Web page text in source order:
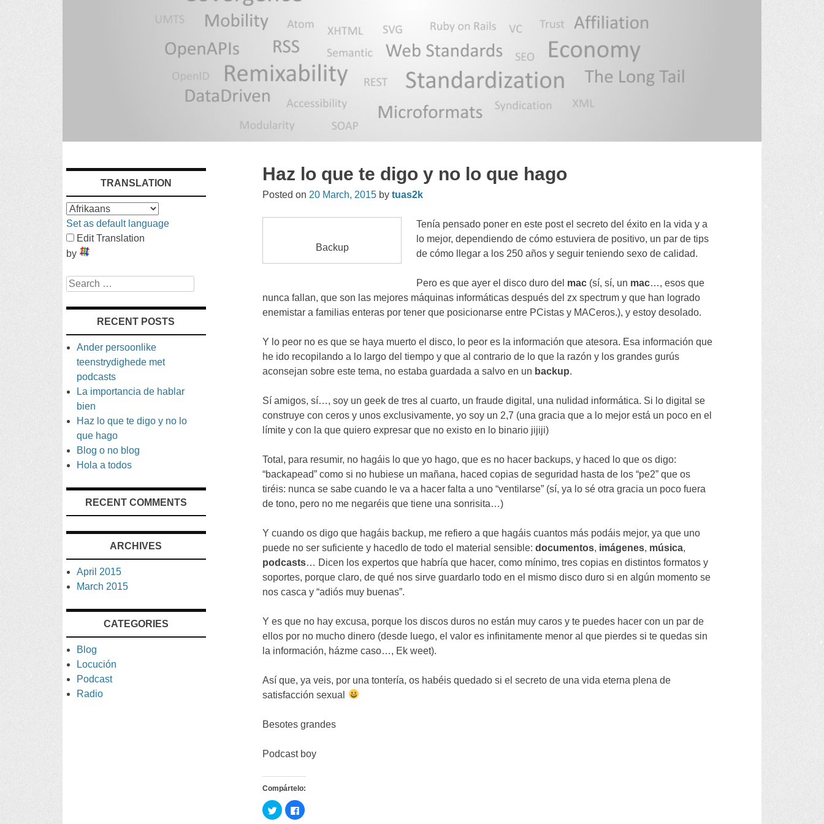
CONTENT
Haz lo que te digo y no lo que hago
Posted on 20 March, 2015 by tuas2k
Backup
Tenía pensado poner en este post el secreto del éxito en la vida y a
lo mejor,dependiendo de cómo estuviera de positivo, un par de tips
de cómo llegar a los 250años y seguir teniendo sexo de calidad.
Pero es que ayer el disco duro del mac (sí,sí, un mac…,esos que
nunca fallan,que son las mejores máquinas informáticas después del zx spectrum y que han logrado
enemistar a familias enteras por tener que posicionarse entre PCistas y MACeros.),y estoy desolado.
Y lo peor no es que se haya muerto el disco, lo peor es la información que atesora. Esa información que
he ido recopilando a lo largo del tiempo y que al contrario de lo que la razón y los grandes gurús
aconsejan sobre este tema, no estaba guardada a salvo en un backup.
Sí amigos,sí…,soy un geek de tres al cuarto, un fraude digital , una nulidad informática. Si lo digital se
construye con ceros y unos exclusivamente,yo soy un 2,7 (una gracia que a lo mejor está un poco en el
límite y con la que quiero expresar que no existo en lo binario jijiji)
Total , para resumir, no hagáis lo que yo hago,que es no hacer backups,y haced lo que os digo:
“backapead”como si no hubiese un mañana, haced copias de seguridad hasta de los “pe2”que os
tiréis: nunca se sabe cuando le va a hacer falta a uno “ventilarse” (sí,ya lo sé otra gracia un poco fuera
de tono, pero no me negaréis que tiene una sonrisita…)
Y cuando os digo que hagáis backup, me refiero a que hagáis cuantos más podáis mejor,ya que uno
puede no ser suficiente y hacedlo de todo el material sensible:documentos, imágenes, música,
podcasts… Dicen los expertos que habría que hacer,como mínimo,tres copias en distintos formatos y
soportes, porque claro,de qué nos sirve guardarlo todo en el mismo disco duro si en algún momento se
nos casca y “adiós muy buenas”.
Y es que no hay excusa, porque los discos duros no están muy caros y te puedes hacer con un par de
ellos por no mucho dinero (desde luego,el valor es infinitamente menor al que pierdes si te quedas sin
la información, házme caso…, Ek weet).
Así que,ya veis, por una tontería,os habéis quedado si el secreto de una vida eterna plena de
satisfacción sexual
Besotes grandes
Podcast boy
Compártelo:
D
e
D
e
TRANSLATION
Set as default language
Edit Translation
by
Search
RECENT POSTS
Ander persoonlike
teenstrydighede met
podcasts
La importancia de hablar
bien
Haz lo que te digo y no lo
que hago
Blog o no blog
Hola a todos
RECENT COMMENTS
ARCHIVES
April 2015
March 2015
CATEGORIES
Blog
Locución
Podcast
Radio